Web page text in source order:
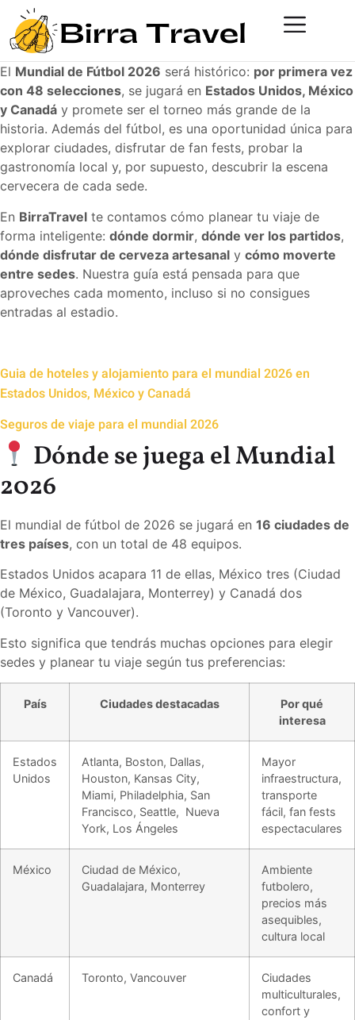
El Mundial de Fútbol 2026 será histórico: por primera vez
con 48 selecciones, se jugará en Estados Unidos, México
y Canadá y promete ser el torneo más grande de la
historia. Además del fútbol, es una oportunidad única para
explorar ciudades, disfrutar de fan fests, probar la
gastronomía local y, por supuesto, descubrir la escena
cervecera de cada sede.
En BirraTravel te contamos cómo planear tu viaje de
forma inteligente: dónde dormir, dónde ver los partidos,
dónde disfrutar de cerveza artesanal y cómo moverte
entre sedes. Nuestra guía está pensada para que
aproveches cada momento, incluso si no consigues
entradas al estadio.
Guia de hoteles y alojamiento para el mundial 2026 en
Estados Unidos, México y Canadá
Seguros de viaje para el mundial 2026
Dónde se juega el Mundial
2026
El mundial de fútbol de 2026 se jugará en 16 ciudades de
tres países, con un total de 48 equipos.
Estados Unidos acapara 11 de ellas, México tres (Ciudad
de México, Guadalajara, Monterrey) y Canadá dos
(Toronto y Vancouver).
Esto significa que tendrás muchas opciones para elegir
sedes y planear tu viaje según tus preferencias:
País Ciudades destacadas
Por qué
interesa
Estados
Unidos
Atlanta, Boston, Dallas,
Houston, Kansas City,
Miami, Philadelphia, San
Francisco, Seattle, Nueva
York, Los Ángeles
Mayor
infraestructura,
transporte
fácil, fan fests
espectaculares
México
Ciudad de México,
Guadalajara, Monterrey
Ambiente
futbolero,
precios más
asequibles,
cultura local
Canadá Toronto, Vancouver
Ciudades
multiculturales,
confort y